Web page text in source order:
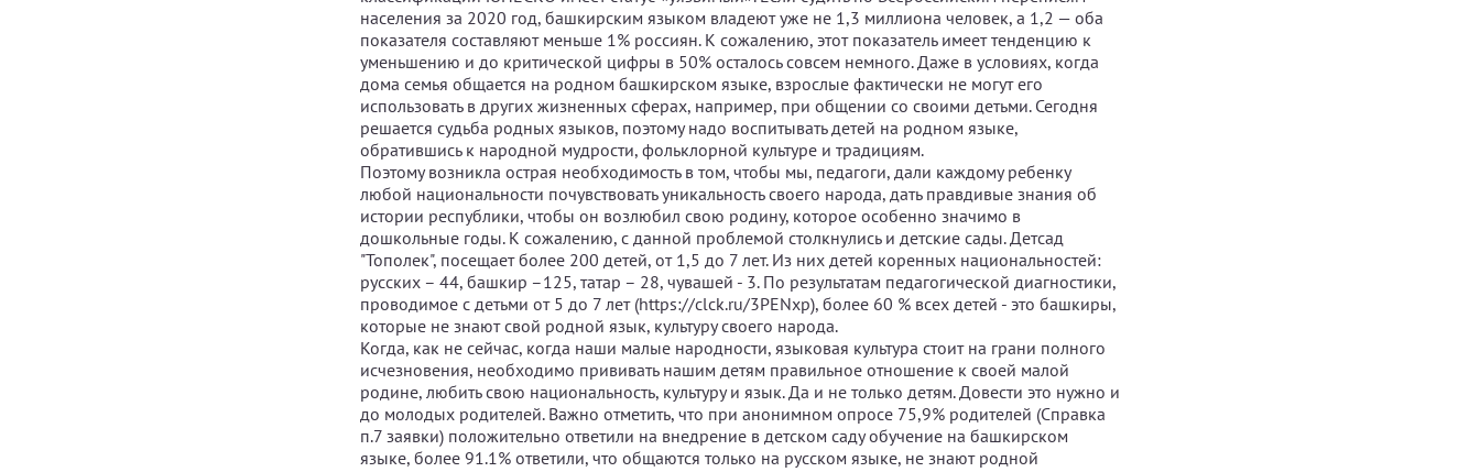
населения за 2020 год, башкирским языком владеют уже не 1,3 миллиона человек, а 1,2 — оба
показателя составляют меньше 1% россиян. К сожалению, этот показатель имеет тенденцию к
уменьшению и до критической цифры в 50% осталось совсем немного. Даже в условиях, когда
дома семья общается на родном башкирском языке, взрослые фактически не могут его
использовать в других жизненных сферах, например, при общении со своими детьми. Сегодня
решается судьба родных языков, поэтому надо воспитывать детей на родном языке,
обратившись к народной мудрости, фольклорной культуре и традициям.
Поэтому возникла острая необходимость в том, чтобы мы, педагоги, дали каждому ребенку
любой национальности почувствовать уникальность своего народа, дать правдивые знания об
истории республики, чтобы он возлюбил свою родину, которое особенно значимо в
дошкольные годы. К сожалению, с данной проблемой столкнулись и детские сады. Детсад
"Тополек", посещает более 200 детей, от 1,5 до 7 лет. Из них детей коренных национальностей:
русских – 44, башкир –125, татар – 28, чувашей - 3. По результатам педагогической диагностики,
проводимое с детьми от 5 до 7 лет (https://clck.ru/3PENxp), более 60 % всех детей - это башкиры,
которые не знают свой родной язык, культуру своего народа.
Когда, как не сейчас, когда наши малые народности, языковая культура стоит на грани полного
исчезновения, необходимо прививать нашим детям правильное отношение к своей малой
родине, любить свою национальность, культуру и язык. Да и не только детям. Довести это нужно и
до молодых родителей. Важно отметить, что при анонимном опросе 75,9% родителей (Справка
п.7 заявки) положительно ответили на внедрение в детском саду обучение на башкирском
языке, более 91.1% ответили, что общаются только на русском языке, не знают родной